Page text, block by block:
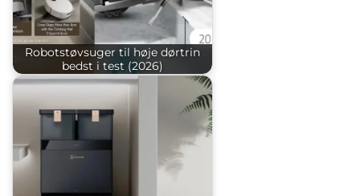
Robotstøvsuger til høje dørtrin
bedst i test (2026)